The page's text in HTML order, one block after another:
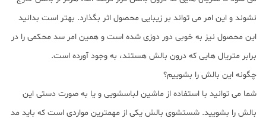
نشوند و این امر می تواند بر زیبایی محصول اثر بگذارد. بهتر است بدانید
این محصول نیز به خوبی دور دوزی شده است و همین امر سد محکمی را در
برابر متریال هایی که درون بالش هستند، به وجود آورده است.
چگونه این بالش را بشوییم؟
شما می توانید با استفاده از ماشین لباسشویی و یا به صورت دستی این
بالش را بشویید. شستشوی بالش یکی از مهمترین مواردی است که باید مد